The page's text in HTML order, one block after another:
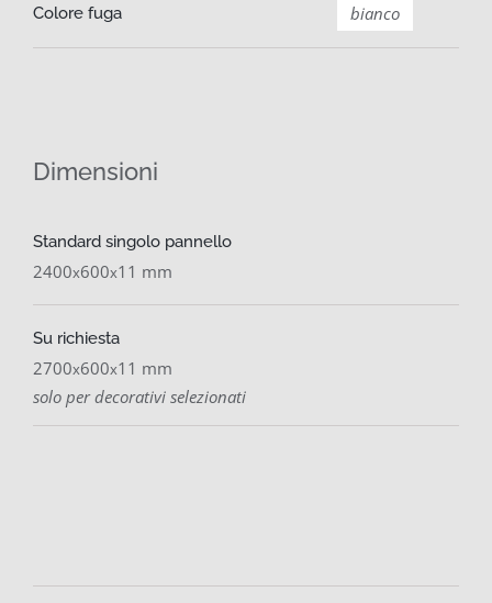
Colore fuga bianco
Dimensioni
Standard singolo pannello
2400x600x11 mm
Su richiesta
2700x600x11 mm
solo per decorativi selezionati